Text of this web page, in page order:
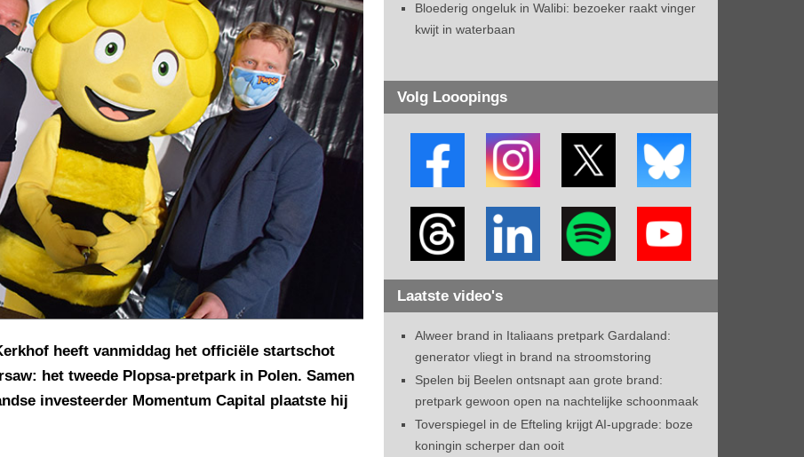
heeft vanmiddag het officiële startschot
het tweede Plopsa-pretpark in Polen. Samen
investeerder Momentum Capital plaatste hij
Bloederig ongeluk in Walibi: bezoeker raakt vinger
kwijt in waterbaan
Volg Looopings
Laatste video's
Alweer brand in Italiaans pretpark Gardaland:
generator vliegt in brand na stroomstoring
Spelen bij Beelen ontsnapt aan grote brand:
pretpark gewoon open na nachtelijke schoonmaak
Toverspiegel in de Efteling krijgt AI-upgrade: boze
koningin scherper dan ooit